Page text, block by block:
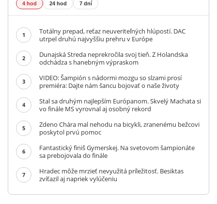
4 hod 24 hod 7 dní
1
Totálny prepad, reťaz neuveriteľných hlúpostí. DAC
utrpel druhú najvyššiu prehru v Európe
2
Dunajská Streda neprekročila svoj tieň. Z Holandska
odchádza s hanebným výpraskom
3
VIDEO: Šampión s nádormi mozgu so slzami prosí
premiéra: Dajte nám šancu bojovať o naše životy
4
Stal sa druhým najlepším Európanom. Skvelý Machata si
vo finále MS vyrovnal aj osobný rekord
5
Zdeno Chára mal nehodu na bicykli, zranenému bežcovi
poskytol prvú pomoc
6
Fantastický finiš Gymerskej. Na svetovom šampionáte
sa prebojovala do finále
7
Hradec môže mrzieť nevyužitá príležitosť. Besiktas
zvíťazil aj napriek vylúčeniu